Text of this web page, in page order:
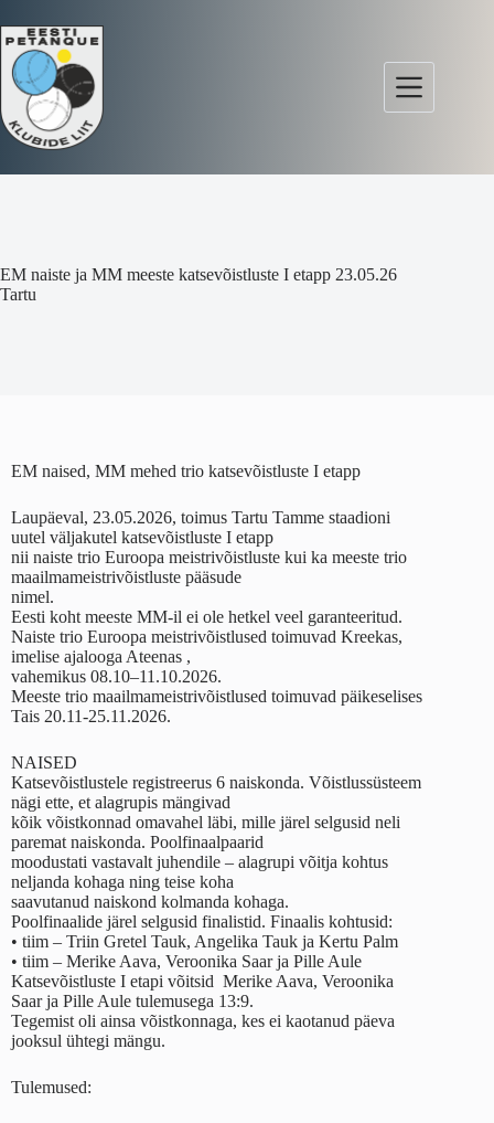
EM naiste ja MM meeste katsevõistluste I etapp 23.05.26
Tartu
EM naised, MM mehed trio katsevõistluste I etapp
Laupäeval, 23.05.2026, toimus Tartu Tamme staadioni
uutel väljakutel katsevõistluste I etapp
nii naiste trio Euroopa meistrivõistluste kui ka meeste trio
maailmameistrivõistluste pääsude
nimel.
Eesti koht meeste MM-il ei ole hetkel veel garanteeritud.
Naiste trio Euroopa meistrivõistlused toimuvad Kreekas,
imelise ajalooga Ateenas ,
vahemikus 08.10–11.10.2026.
Meeste trio maailmameistrivõistlused toimuvad päikeselises
Tais 20.11-25.11.2026.
NAISED
Katsevõistlustele registreerus 6 naiskonda. Võistlussüsteem
nägi ette, et alagrupis mängivad
kõik võistkonnad omavahel läbi, mille järel selgusid neli
paremat naiskonda. Poolfinaalpaarid
moodustati vastavalt juhendile – alagrupi võitja kohtus
neljanda kohaga ning teise koha
saavutanud naiskond kolmanda kohaga.
Poolfinaalide järel selgusid finalistid. Finaalis kohtusid:
• tiim – Triin Gretel Tauk, Angelika Tauk ja Kertu Palm
• tiim – Merike Aava, Veroonika Saar ja Pille Aule
Katsevõistluste I etapi võitsid Merike Aava, Veroonika
Saar ja Pille Aule tulemusega 13:9.
Tegemist oli ainsa võistkonnaga, kes ei kaotanud päeva
jooksul ühtegi mängu.
Tulemused: